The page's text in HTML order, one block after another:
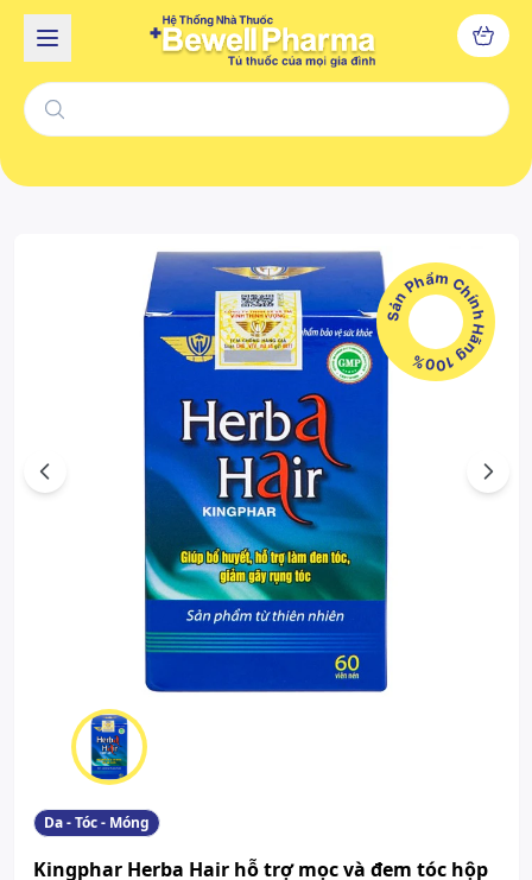
Sản Phẩm Chính Hãng 100%
Previous Next
Da - Tóc - Móng
Kingphar Herba Hair hỗ trợ mọc và đem tóc hộp